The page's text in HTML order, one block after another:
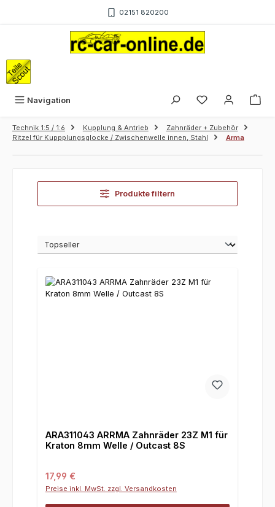
02151 820200
Navigation
Technik 1:5 / 1:6 Kupplung & Antrieb
Zahnräder + Zubehör
Ritzel für Kuppplungsglocke / Zwischenwelle innen, Stahl
Arma
Produkte filtern
ARA311043 ARRMA Zahnräder 23Z M1 für
Kraton 8mm Welle / Outcast 8S
Regulärer Preis:
17,99 €
Preise inkl. MwSt. zzgl. Versandkosten